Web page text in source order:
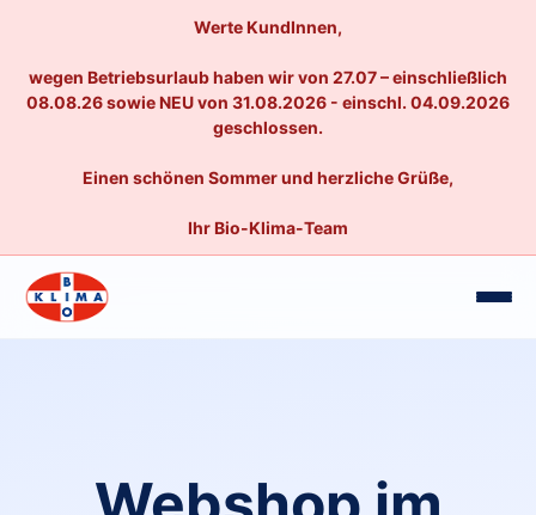
Werte KundInnen,
wegen Betriebsurlaub haben wir von 27.07 – einschließlich
08.08.26 sowie NEU von 31.08.2026 - einschl. 04.09.2026
geschlossen.
Einen schönen Sommer und herzliche Grüße,
Ihr Bio-Klima-Team